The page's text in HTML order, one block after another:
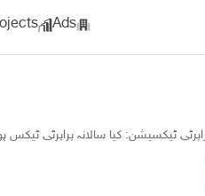
Ads
ٹیکسیشن: کیا سالانہ پراپرٹی ٹیکس